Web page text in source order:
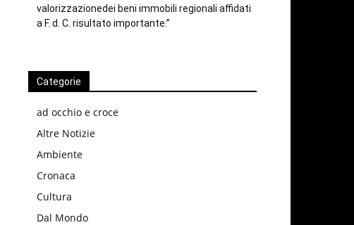
valorizzazionedei beni immobili regionali affidati
a F. d. C. risultato importante.”
Categorie
ad occhio e croce
Altre Notizie
Ambiente
Cronaca
Cultura
Dal Mondo